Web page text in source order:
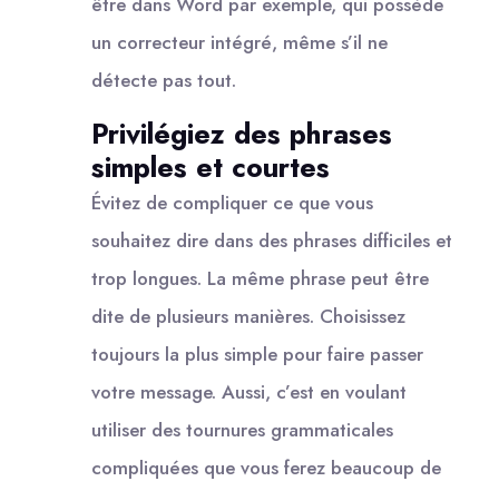
un correcteur intégré, même s’il ne
détecte pas tout.
Privilégiez des phrases
simples et courtes
Évitez de compliquer ce que vous
souhaitez dire dans des phrases difficiles et
trop longues. La même phrase peut être
dite de plusieurs manières. Choisissez
toujours la plus simple pour faire passer
votre message. Aussi, c’est en voulant
utiliser des tournures grammaticales
compliquées que vous ferez beaucoup de